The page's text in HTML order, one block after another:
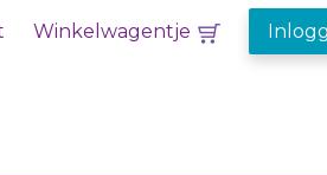
Winkelwagentje